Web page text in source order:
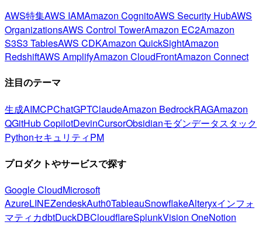
AWS特集AWS IAMAmazon CognitoAWS Security HubAWS
OrganizationsAWS Control TowerAmazon EC2Amazon
S3S3 TablesAWS CDKAmazon QuickSightAmazon
RedshiftAWS AmplifyAmazon CloudFrontAmazon Connect
注目のテーマ
生成AIMCPChatGPTClaudeAmazon BedrockRAGAmazon
QGitHub CopilotDevinCursorObsidianモダンデータスタック
PythonセキュリティPM
プロダクトやサービスで探す
Google CloudMicrosoft
AzureLINEZendeskAuth0TableauSnowflakeAlteryxインフォ
マティカdbtDuckDBCloudflareSplunkVision OneNotion